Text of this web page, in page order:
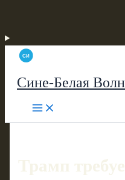
Сине-Белая
Трамп